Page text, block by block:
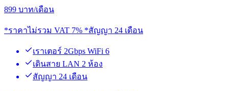
899 บาท/เดือน
*ราคาไม่รวม VAT 7% *สัญญา 24 เดือน
เราเตอร์ 2Gbps WiFi 6
เดินสาย LAN 2 ห้อง
สัญญา 24 เดือน